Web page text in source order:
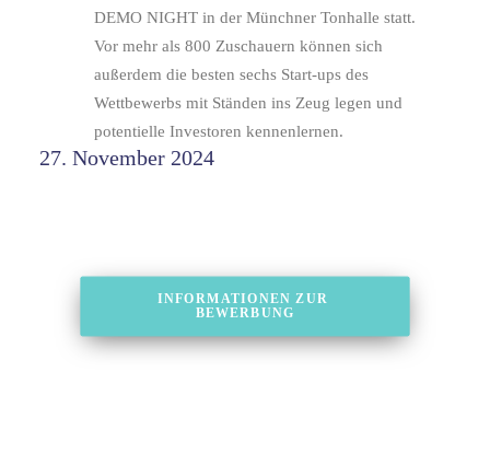
DEMO NIGHT in der Münchner Tonhalle statt.
Vor mehr als 800 Zuschauern können sich
außerdem die besten sechs Start-ups des
Wettbewerbs mit Ständen ins Zeug legen und
potentielle Investoren kennenlernen.
27. November 2024
INFORMATIONEN ZUR
BEWERBUNG